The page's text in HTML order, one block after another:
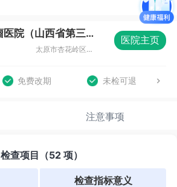
山西省肿瘤医院（山西省第三人民医院）体检中心
太原市杏花岭区职工新街3号
医院主页
免费改期 未检可退
注意事项
检查项目（52 项）
检查指标意义